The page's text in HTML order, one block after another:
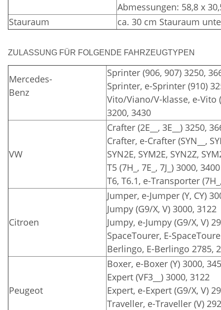
Abmessungen: 58,8 x
Stauraum
ca. 30 cm Stauraum
ZULASSUNG FÜR FOLGENDE FAHRZEUGTYPEN
Mercedes-
Benz
Sprinter (906, 907) 3250,
Sprinter, e-Sprinter (910)
Vito/Viano/V-klasse, e-Vito
3200, 3430
VW
Crafter (2E__, 3E__) 3250,
Crafter, e-Crafter (SYN__,
SYN2E, SYM2E, SYN2Z,
T5 (7H_, 7E_, 7J_) 3000, 3400
T6, T6.1, e-Transporter
Citroen
Jumper, e-Jumper (Y, CY)
Jumpy (G9/X, V) 3000, 3122
Jumpy, e-Jumpy (G9/X, V)
SpaceTourer, E-
Berlingo, E-Berlingo 2785,
Peugeot
Boxer, e-Boxer (Y) 3000,
Expert (VF3__) 3000, 3122
Expert, e-Expert (G9/X, V)
Traveller, e-Traveller (V)